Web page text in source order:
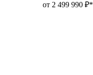
от 2 499 990 ₽*